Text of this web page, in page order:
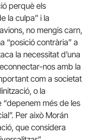
perquè els
la culpa” i la
no mengis carn,
“posició contrària” a
la necessitat d’una
nos amb la
com a societat
o la
més de les
Per això Morán
que considera